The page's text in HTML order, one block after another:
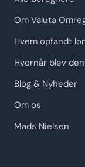
Om Valuta
Hvem opfandt
Hvornår blev
Blog & Nyheder
Om os
Mads Nielsen